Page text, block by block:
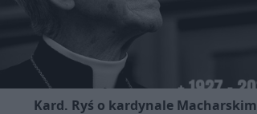
Kard. Ryś o kardynale Macharskim